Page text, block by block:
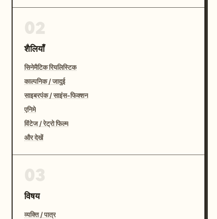
शैलियाँ
सिनेमैटिक रियलिस्टिक
काल्पनिक / जादुई
साइबरपंक / साइंस-फिक्शन
एनिमे
विंटेज / रेट्रो फिल्म
और देखें
विषय
व्यक्ति / पात्र